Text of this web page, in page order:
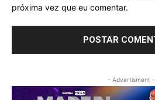
próxima vez que eu comentar.
- Advertisment -